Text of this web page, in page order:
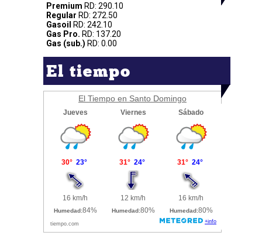
Premium RD: 290.10
Regular RD: 272.50
Gasoil
RD: 242.10
Gas Pro. RD: 137.20
Gas (sub.) RD: 0.00
El tiempo
El Tiempo en Santo Domingo